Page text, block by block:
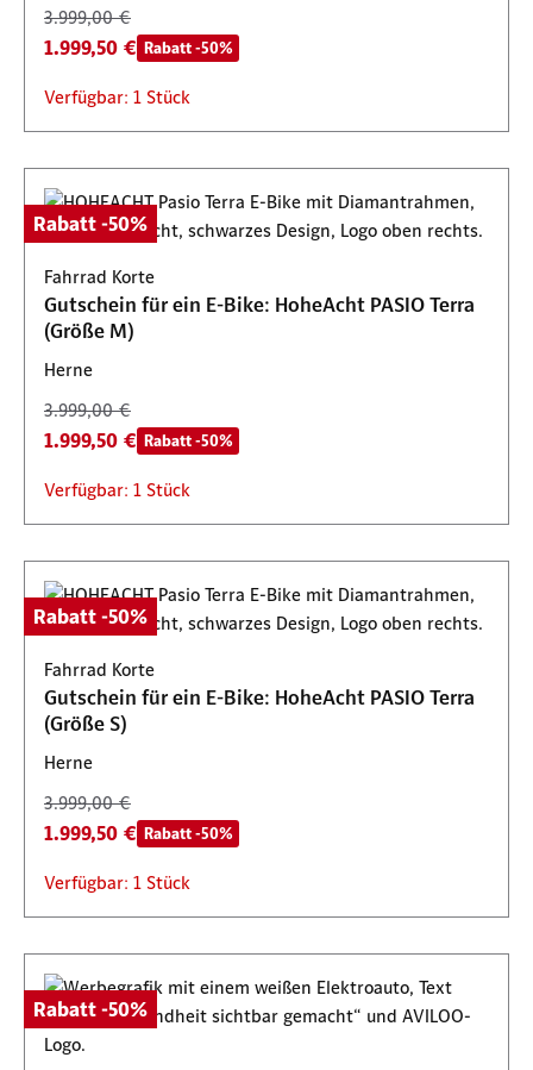
3.999,00 €
1.999,50 € Rabatt -50%
Verfügbar: 1 Stück
Rabatt -50%
Fahrrad Korte
Gutschein für ein E-Bike: HoheAcht PASIO Terra
(Größe M)
Herne
3.999,00 €
1.999,50 € Rabatt -50%
Verfügbar: 1 Stück
Rabatt -50%
Fahrrad Korte
Gutschein für ein E-Bike: HoheAcht PASIO Terra
(Größe S)
Herne
3.999,00 €
1.999,50 € Rabatt -50%
Verfügbar: 1 Stück
Rabatt -50%